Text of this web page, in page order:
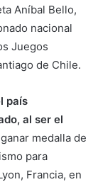
Aníbal Bello,
nacional
Juegos
de Chile.
país
al ser el
medalla de
para
Francia, en